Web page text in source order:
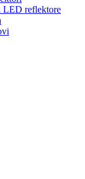
LED reflektore